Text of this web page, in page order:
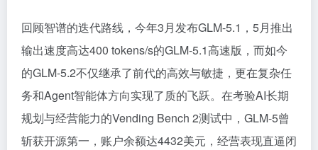
回顾智谱的迭代路线，今年3月发布GLM-5.1，5月推出
输出速度高达400 tokens/s的GLM-5.1高速版，而如今
的GLM-5.2不仅继承了前代的高效与敏捷，更在复杂任
务和Agent智能体方向实现了质的飞跃。在考验AI长期
规划与经营能力的Vending Bench 2测试中，GLM-5曾
斩获开源第一，账户余额达4432美元，经营表现直逼闭